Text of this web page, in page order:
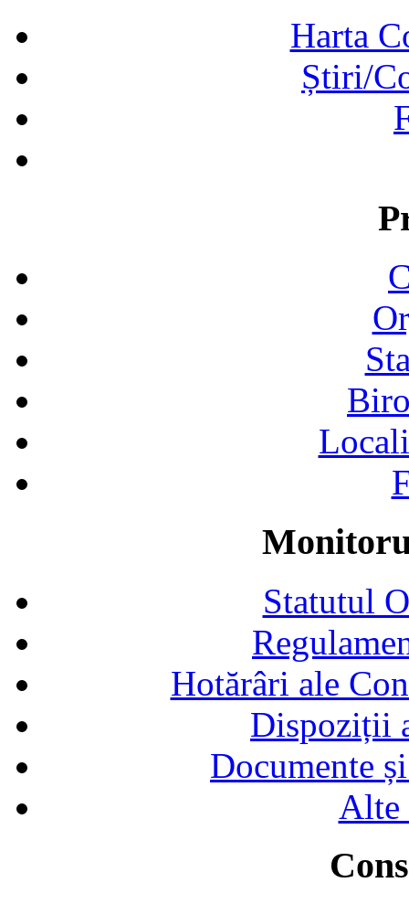
Harta
Știri/
Statutul
Hotărâri ale
Dispoziții
Documente
Alte